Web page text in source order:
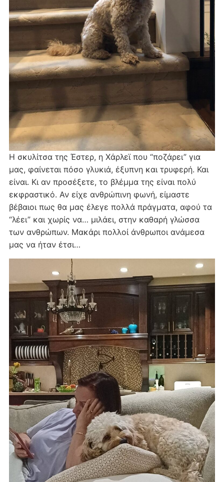
Η σκυλίτσα της Έστερ, η Χάρλεϊ που “ποζάρει” για
μας, φαίνεται πόσο γλυκιά, έξυπνη και τρυφερή. Και
είναι. Κι αν προσέξετε, το βλέμμα της είναι πολύ
εκφραστικό. Αν είχε ανθρώπινη φωνή, είμαστε
βέβαιοι πως θα μας έλεγε πολλά πράγματα, αφού τα
“λέει” και χωρίς να… μιλάει, στην καθαρή γλώσσα
των ανθρώπων. Μακάρι πολλοί άνθρωποι ανάμεσα
μας να ήταν έτσι…